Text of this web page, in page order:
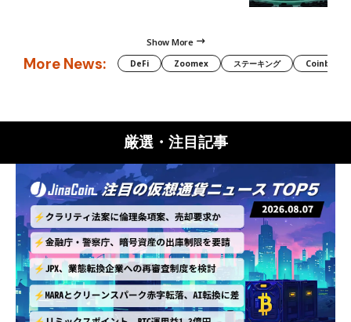
Show More
More News: DeFi Zoomex ステーキング Coinbase
厳選・注目記事